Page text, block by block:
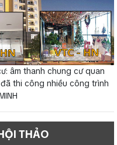
âm thanh chung cư quan
thi công nhiều công trình
THẢO